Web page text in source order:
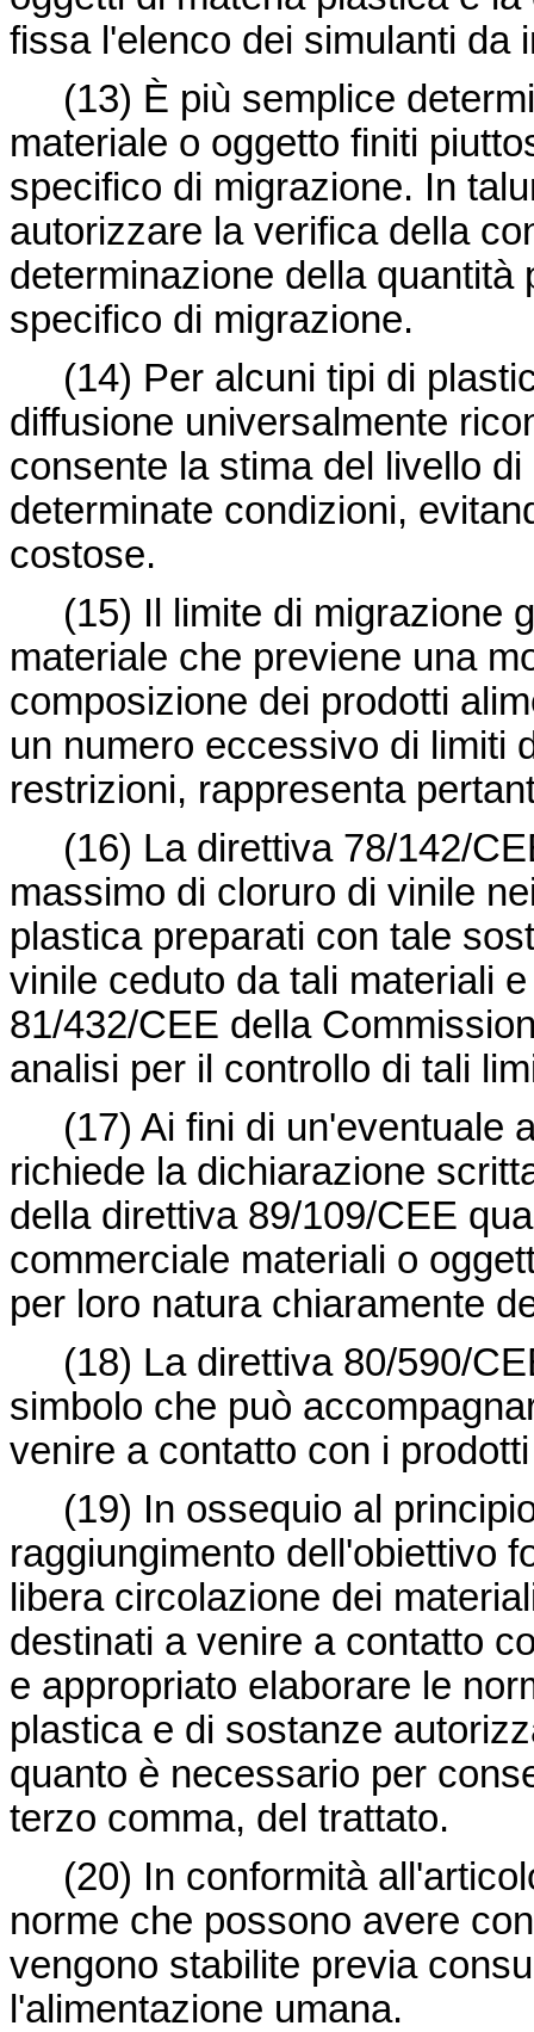
fissa l'elenco dei simulanti da
(13) È più semplice
materiale o oggetto finiti
specifico di migrazione. In
autorizzare la verifica della
determinazione della
specifico di migrazione.
(14) Per alcuni tipi di
diffusione universalmente
consente la stima del livello
determinate condizioni,
costose.
(15) Il limite di migrazione
materiale che previene una
composizione dei prodotti
un numero eccessivo di limiti
restrizioni, rappresenta
(16) La direttiva 78/142/
massimo di cloruro di vinile
plastica preparati con tale
vinile ceduto da tali materiali
81/432/CEE della
analisi per il controllo di tali
(17) Ai fini di un'eventuale
richiede la dichiarazione
della direttiva 89/109/CEE
commerciale materiali o
per loro natura chiaramente
(18) La direttiva 80/590/
simbolo che può
venire a contatto con i
(19) In ossequio al
raggiungimento dell'obiettivo
libera circolazione dei
destinati a venire a contatto
e appropriato elaborare le
plastica e di sostanze
quanto è necessario per
terzo comma, del trattato.
(20) In conformità
norme che possono avere
vengono stabilite previa
l'alimentazione umana.